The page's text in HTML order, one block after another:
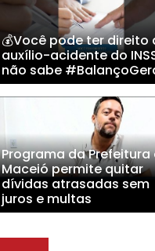
💰Você pode ter direito
auxílio-acidente do
não sabe
Programa da Prefeitura
Maceió permite quitar
dívidas atrasadas sem
juros e multas